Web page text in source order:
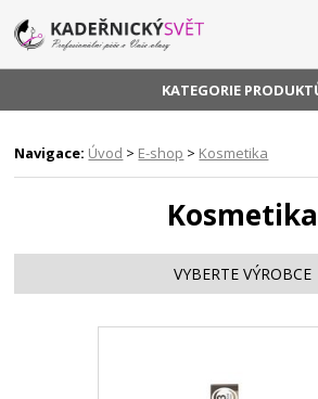
KATEGORIE
Navigace: Úvod > E-shop > Kosmetika
Kosmetika
VYBERTE VÝROBCE